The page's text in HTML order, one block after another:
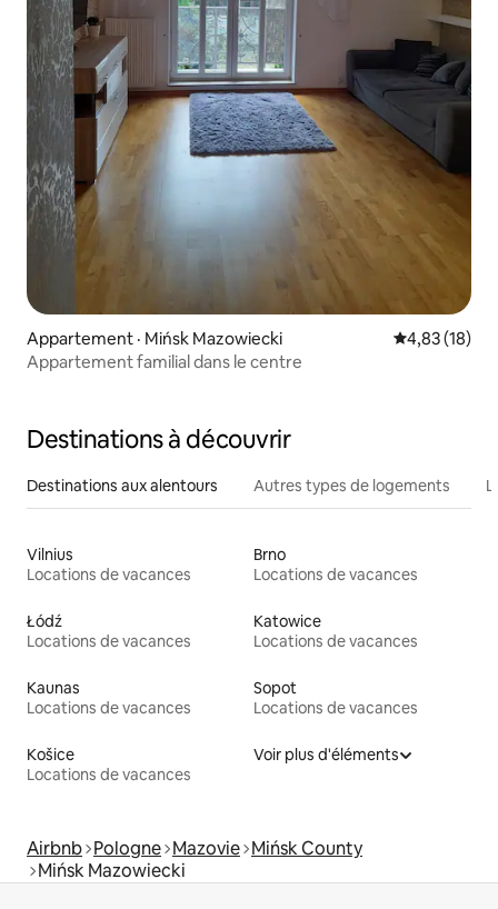
Appartement · Mińsk Mazowiecki Note
4,83 (18)
Appartement familial dans le centre
Destinations à découvrir
Destinations aux alentours Autres types de logements
Vilnius
Locations de vacances
Brno
Locations de vacances
Łódź
Locations de vacances
Katowice
Locations de vacances
Kaunas
Locations de vacances
Sopot
Locations de vacances
Košice
Locations de vacances
Voir plus d'éléments
Airbnb Pologne Mazovie Mińsk County
Mińsk Mazowiecki